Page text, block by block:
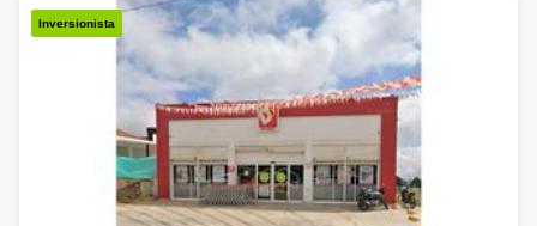
Inversionista